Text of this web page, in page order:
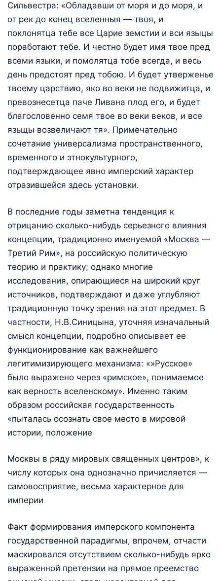
Сильвестра: «Обладавши от моря и до моря, и
от рек до конец вселенныя — твоя, и
поклонятца тебе все Царие земстии и вси языцы
поработают тебе. И честно будет имя твое пред
всеми языки, и помолятца тобе всегда, и весь
день предстоят пред тобою. И будет утверженье
твоему царствию, яко во веки не подвижитца, и
превознесетца паче Ливана плод его, и будет
благословенно семя твое во веки веков, и все
язьщы возвеличают тя». Примечательно
сочетание универсализма пространственного,
временного и этнокультурного,
подтверждающее явно имперский характер
отразившейся здесь установки.
В последние годы заметна тенденция к
отрицанию сколько-нибудь серьезного влияния
концепции, традиционно именуемой «Москва —
Третий Рим», на российскую политическую
теорию и практику; однако многие
исследования, опирающиеся на широкий круг
источников, подтверждают и даже углубляют
традиционную точку зрения на этот предмет. В
частности, Н.В.Синицына, уточняя изначальный
смысл концепции, подробно описывает ее
функционирование как важнейшего
легитимизирующего механизма: «»Русское»
было выражено через «римское», понимаемое
как верность вселенскому». Именно таким
образом российская государственность
«пыталась осознать свое место в мировой
истории, положение
Москвы в ряду мировых священных центров», к
числу которых она однозначно причисляется —
самовосприятие, весьма характерное для
империи
Факт формирования имперского компонента
государственной парадигмы, впрочем, отчасти
маскировался отсутствием сколько-нибудь ярко
выраженной претензии на прямое преемство